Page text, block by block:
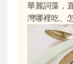
華麗詞藻，
灣哪裡吃、